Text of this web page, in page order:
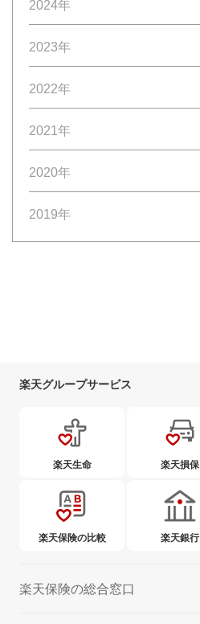
2024年
2023年
2022年
2021年
2020年
2019年
楽天グループサービス
楽天生命 楽天損保
楽天保険の比較 楽天銀行
楽天保険の総合窓口